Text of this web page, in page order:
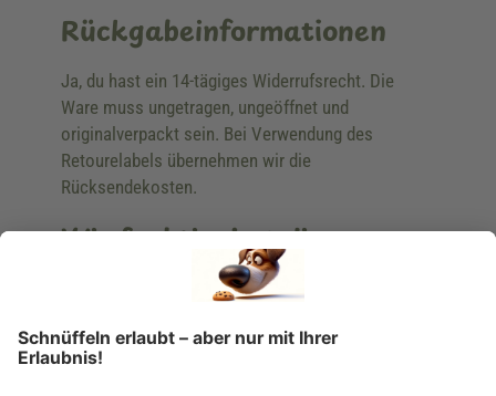
Rückgabeinformationen
Ja, du hast ein 14-tägiges Widerrufsrecht. Die
Ware muss ungetragen, ungeöffnet und
originalverpackt sein. Bei Verwendung des
Retourelabels übernehmen wir die
Rücksendekosten.
Wie funktioniert die
Rücksendung?
Bitte fülle das Rücksendeformular aus. Dieses
findest du online. Verpacke die Artikel